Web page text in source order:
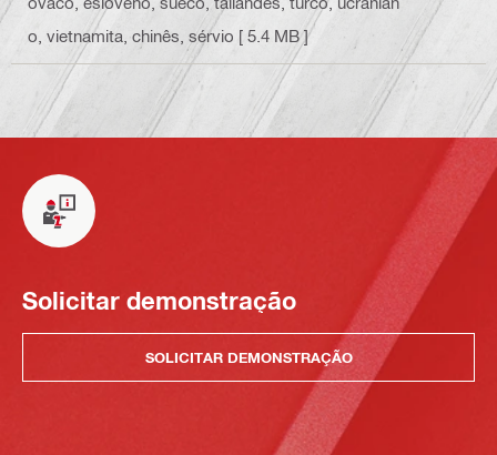
o, vietnamita, chinês, sérvio [ 5.4 MB ]
Solicitar demonstração
SOLICITAR DEMONSTRAÇÃO